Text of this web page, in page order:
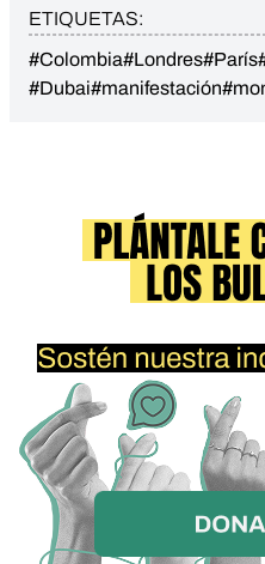
ETIQUETAS:
#Colombia#Londres#París
#Dubai#manifestación